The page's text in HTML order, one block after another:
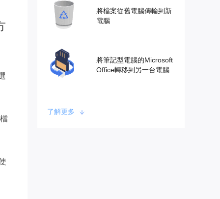
將檔案從舊電腦傳輸到新
電腦
將筆記型電腦的Microsoft
Office轉移到另一台電腦
了解更多